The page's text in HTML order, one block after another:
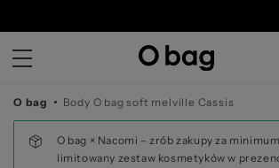
O bag Body O bag soft melville Cassis
O bag × Nacomi – zrób zakupy za
limitowany zestaw kosmetyków w